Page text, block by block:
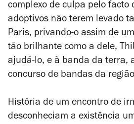
complexo de culpa pelo facto
adoptivos não terem levado
Paris, privando-o assim de
tão brilhante como a dele,
ajudá-lo, e à banda da terra,
concurso de bandas da
História de um encontro de
desconheciam a existência